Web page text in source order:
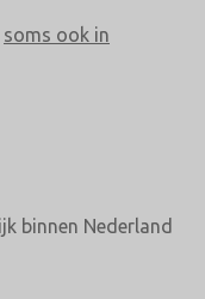
soms ook in
binnen Nederland